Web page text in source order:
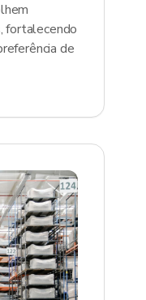
fortalecendo
de